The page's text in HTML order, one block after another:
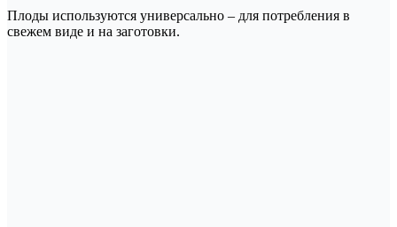
Плоды используются универсально – для потребления в
свежем виде и на заготовки.